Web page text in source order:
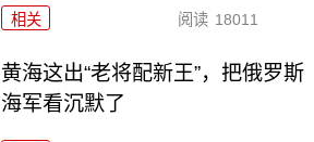
相关 阅读 18011
黄海这出“老将配新王”，把俄罗斯
海军看沉默了